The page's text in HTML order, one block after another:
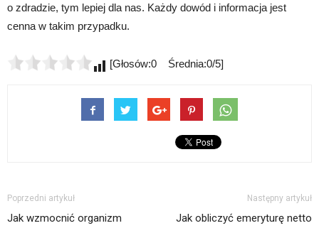
o zdradzie, tym lepiej dla nas. Każdy dowód i informacja jest
cenna w takim przypadku.
[Głosów:0 Średnia:0/5]
Poprzedni artykuł
Jak wzmocnić organizm
Następny artykuł
Jak obliczyć emeryturę netto